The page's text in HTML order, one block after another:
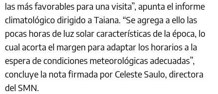
las más favorables para una visita”, apunta el informe
climatológico dirigido a Taiana. “Se agrega a ello las
pocas horas de luz solar características de la época, lo
cual acorta el margen para adaptar los horarios a la
espera de condiciones meteorológicas adecuadas”,
concluye la nota firmada por Celeste Saulo, directora
del SMN.